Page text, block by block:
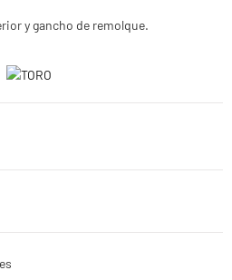
y gancho de remolque.